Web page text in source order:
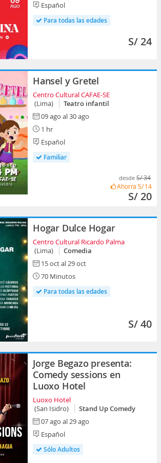
Español
Para todas las edades
S/ 24
Hansel y Gretel
Centro Cultural CAFAE-SE
(Lima)
Teatro infantil
09 ago al 30 ago
1 hr
Español
Familiar
desde S/ 34
Ahorra S/ 14
S/ 20
Hogar Dulce Hogar
Centro Cultural Ricardo Palma
(Lima)
Comedia
15 oct al 29 oct
70 Minutos
Para todas las edades
S/ 40
Jorge Begazo presenta:
Comedy sessions en
Luoxo Hotel
Luoxo Hotel
(San Isidro)
Stand Up Comedy
07 ago al 29 ago
Español
Sólo Adultos